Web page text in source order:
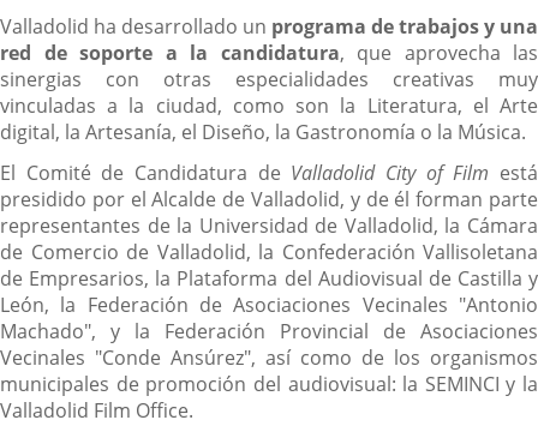
Valladolid ha desarrollado un programa de trabajos y una
red de soporte a la candidatura, que aprovecha las
sinergias con otras especialidades creativas muy
vinculadas a la ciudad, como son la Literatura, el Arte
digital, la Artesanía, el Diseño, la Gastronomía o la Música.
El Comité de Candidatura de Valladolid City of Film está
presidido por el Alcalde de Valladolid, y de él forman parte
representantes de la Universidad de Valladolid, la Cámara
de Comercio de Valladolid, la Confederación Vallisoletana
de Empresarios, la Plataforma del Audiovisual de Castilla y
León, la Federación de Asociaciones Vecinales "Antonio
Machado", y la Federación Provincial de Asociaciones
Vecinales "Conde Ansúrez", así como de los organismos
municipales de promoción del audiovisual: la SEMINCI y la
Valladolid Film Office.